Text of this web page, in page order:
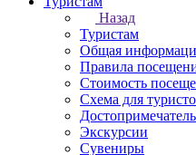
Назад
Туристам
Общая
Правила
Стоимость
Схема для
Экскурсии
Сувениры